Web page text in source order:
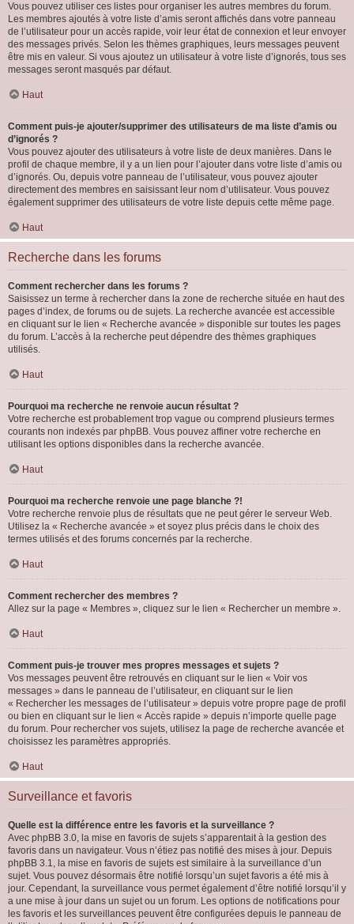
Vous pouvez utiliser ces listes pour organiser les autres membres du forum.
Les membres ajoutés à votre liste d’amis seront affichés dans votre panneau
de l’utilisateur pour un accès rapide, voir leur état de connexion et leur envoyer
des messages privés. Selon les thèmes graphiques, leurs messages peuvent
être mis en valeur. Si vous ajoutez un utilisateur à votre liste d’ignorés, tous ses
messages seront masqués par défaut.
Haut
Comment puis-je ajouter/supprimer des utilisateurs de ma liste d’amis ou
d’ignorés ?
Vous pouvez ajouter des utilisateurs à votre liste de deux manières. Dans le
profil de chaque membre, il y a un lien pour l’ajouter dans votre liste d’amis ou
d’ignorés. Ou, depuis votre panneau de l’utilisateur, vous pouvez ajouter
directement des membres en saisissant leur nom d’utilisateur. Vous pouvez
également supprimer des utilisateurs de votre liste depuis cette même page.
Haut
Recherche dans les forums
Comment rechercher dans les forums ?
Saisissez un terme à rechercher dans la zone de recherche située en haut des
pages d’index, de forums ou de sujets. La recherche avancée est accessible
en cliquant sur le lien « Recherche avancée » disponible sur toutes les pages
du forum. L’accès à la recherche peut dépendre des thèmes graphiques
utilisés.
Haut
Pourquoi ma recherche ne renvoie aucun résultat ?
Votre recherche est probablement trop vague ou comprend plusieurs termes
courants non indexés par phpBB. Vous pouvez affiner votre recherche en
utilisant les options disponibles dans la recherche avancée.
Haut
Pourquoi ma recherche renvoie une page blanche ?!
Votre recherche renvoie plus de résultats que ne peut gérer le serveur Web.
Utilisez la « Recherche avancée » et soyez plus précis dans le choix des
termes utilisés et des forums concernés par la recherche.
Haut
Comment rechercher des membres ?
Allez sur la page « Membres », cliquez sur le lien « Rechercher un membre ».
Haut
Comment puis-je trouver mes propres messages et sujets ?
Vos messages peuvent être retrouvés en cliquant sur le lien « Voir vos
messages » dans le panneau de l’utilisateur, en cliquant sur le lien
« Rechercher les messages de l’utilisateur » depuis votre propre page de profil
ou bien en cliquant sur le lien « Accès rapide » depuis n’importe quelle page
du forum. Pour rechercher vos sujets, utilisez la page de recherche avancée et
choisissez les paramètres appropriés.
Haut
Surveillance et favoris
Quelle est la différence entre les favoris et la surveillance ?
Avec phpBB 3.0, la mise en favoris de sujets s’apparentait à la gestion des
favoris dans un navigateur. Vous n’étiez pas notifié des mises à jour. Depuis
phpBB 3.1, la mise en favoris de sujets est similaire à la surveillance d’un
sujet. Vous pouvez désormais être notifié lorsqu’un sujet favoris a été mis à
jour. Cependant, la surveillance vous permet également d’être notifié lorsqu’il y
a une mise à jour dans un sujet ou un forum. Les options de notifications pour
les favoris et les surveillances peuvent être configurées depuis le panneau de